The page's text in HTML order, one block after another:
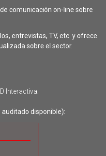
comunicación on-line sobre
entrevistas, TV, etc. y ofrece
sobre el sector.
Interactiva.
auditado disponible):